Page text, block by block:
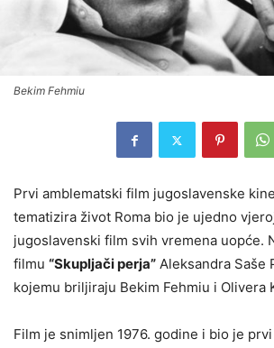
Bekim Fehmiu
Prvi amblematski film jugoslavenske
tematizira život Roma bio je ujedno
jugoslavenski film svih vremena uopće.
filmu “Skupljači perja” Aleksandra Saše
kojemu briljiraju Bekim Fehmiu i Olivera
Film je snimljen 1976. godine i bio je